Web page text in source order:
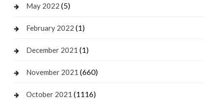
May 2022 (5)
February 2022 (1)
December 2021 (1)
November 2021 (660)
October 2021 (1116)